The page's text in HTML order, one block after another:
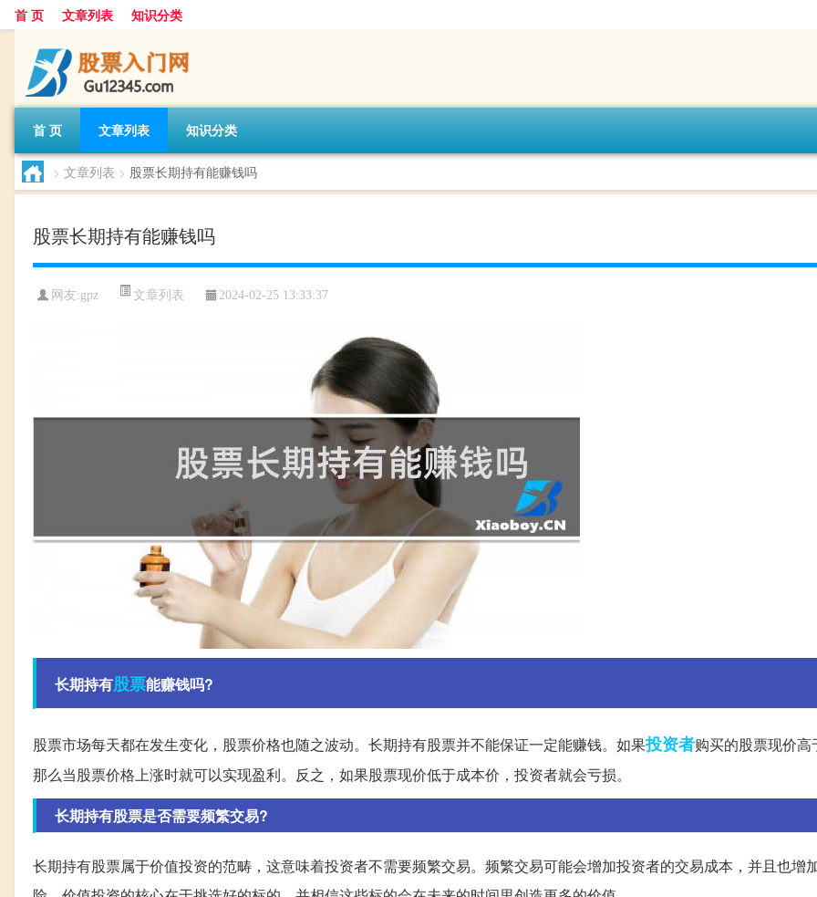
首 页 文章列表 知识分类
首 页 文章列表 知识分类
> 文章列表 > 股票长期持有能赚钱吗
股票长期持有能赚钱吗
网友:gpz 文章列表 2024-02-25 13:33:37
长期持有股票能赚钱吗?
股票市场每天都在发生变化，股票价格也随之波动。长期持有股票并不能保证一定能赚钱。如果投资者购买的股票现价高
那么当股票价格上涨时就可以实现盈利。反之，如果股票现价低于成本价，投资者就会亏损。
长期持有股票是否需要频繁交易?
长期持有股票属于价值投资的范畴，这意味着投资者不需要频繁交易。频繁交易可能会增加投资者的交易成本，并且也增